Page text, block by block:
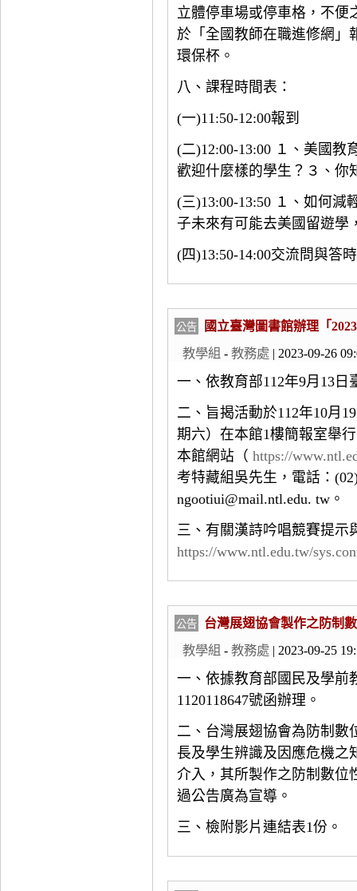
立體停車場或停車格，不便
於「全國教師在職進修網」
環保杯。
八、課程時間表：
(一)11:50-12:00報到
(二)12:00-13:00 １、美國
歡迎什麼樣的學生？３、你
(三)13:00-13:50 １、如何
子未來有可能去美國留遊學
(四)13:50-14:00交流問與答
公告 國立臺灣圖書館辦理「
教學組 - 教務處 | 2023-09-26
一、依教育部112年9月13日
二、旨揭活動於112年10月
期六）在本館1樓簡報室舉
本館網站（https://
考特藏組吳先生，電話：
ngootiui@mail.ntl.edu. tw。
三、有關漢詩吟唱競賽提示
https://www.ntl.edu.tw/
公告 台灣展翅協會製作之防制
教學組 - 教務處 | 2023-09-25
一、依據教育部國民及學前
1120118647號函辦理。
二、台灣展翅協會為防制數
長及學生辨識及因應危機之
介入，其所製作之防制數位
過公告廣為宣導。
三、檢附影片連結表1份。